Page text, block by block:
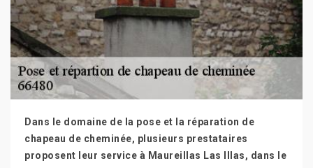
Dans le domaine de la pose et la réparation de
chapeau de cheminée, plusieurs prestataires
proposent leur service à Maureillas Las Illas, dans le